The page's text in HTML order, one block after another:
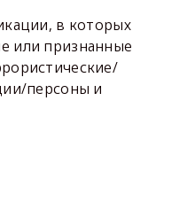
в которых
или признанные
персоны и